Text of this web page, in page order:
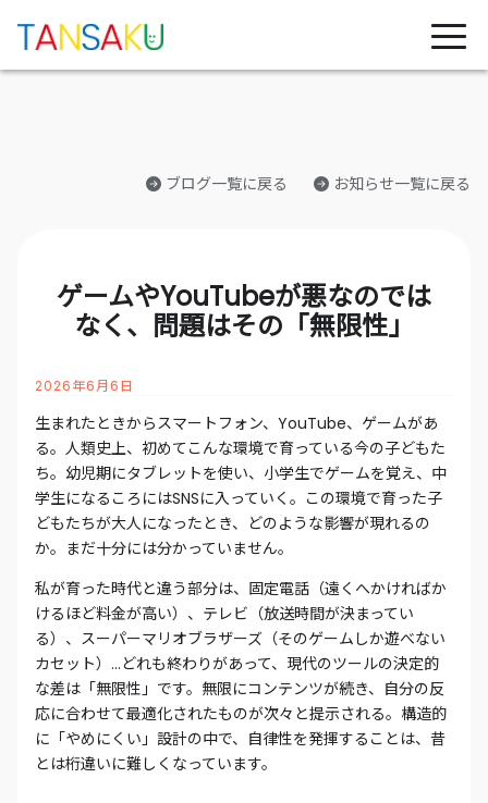
ブログ一覧に戻る お知らせ一覧に戻る
ゲームやYouTubeが悪なのでは
なく、問題はその「無限性」
2026年6月6日
生まれたときからスマートフォン、YouTube、ゲームがあ
る。人類史上、初めてこんな環境で育っている今の子どもた
ち。幼児期にタブレットを使い、小学生でゲームを覚え、中
学生になるころにはSNSに入っていく。この環境で育った子
どもたちが大人になったとき、どのような影響が現れるの
か。まだ十分には分かっていません。
私が育った時代と違う部分は、固定電話（遠くへかければか
けるほど料金が高い）、テレビ（放送時間が決まってい
る）、スーパーマリオブラザーズ（そのゲームしか遊べない
カセット）…どれも終わりがあって、現代のツールの決定的
な差は「無限性」です。無限にコンテンツが続き、自分の反
応に合わせて最適化されたものが次々と提示される。構造的
に「やめにくい」設計の中で、自律性を発揮することは、昔
とは桁違いに難しくなっています。